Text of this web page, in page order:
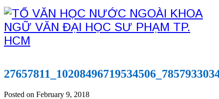
Posted on February 9, 2018